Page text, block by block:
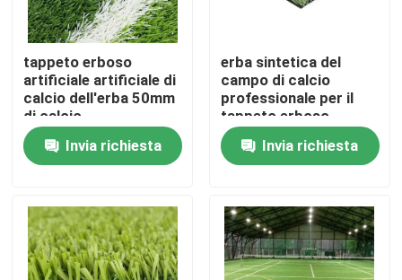
Controllo di qualità
Contattaci
Notizia
Casi
Erba artificiale di calcio
tappeto erboso
artificiale artificiale di
calcio dell'erba 50mm
di calcio
Invia richiesta
erba sintetica del
campo di calcio
professionale per il
tappeto erboso
artificiale di calcio di
calcio Invia richiesta